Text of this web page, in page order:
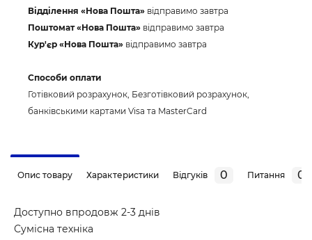
Відділення «Нова Пошта» відправимо завтра
Поштомат «Нова Пошта» відправимо завтра
Кур'єр «Нова Пошта» відправимо завтра
Способи оплати
Готівковий розрахунок, Безготівковий розрахунок,
банківськими картами Visa та MasterCard
Опис товару Характеристики Відгуків 0 Питання 0
Доступно впродовж 2-3 днів
Сумісна техніка